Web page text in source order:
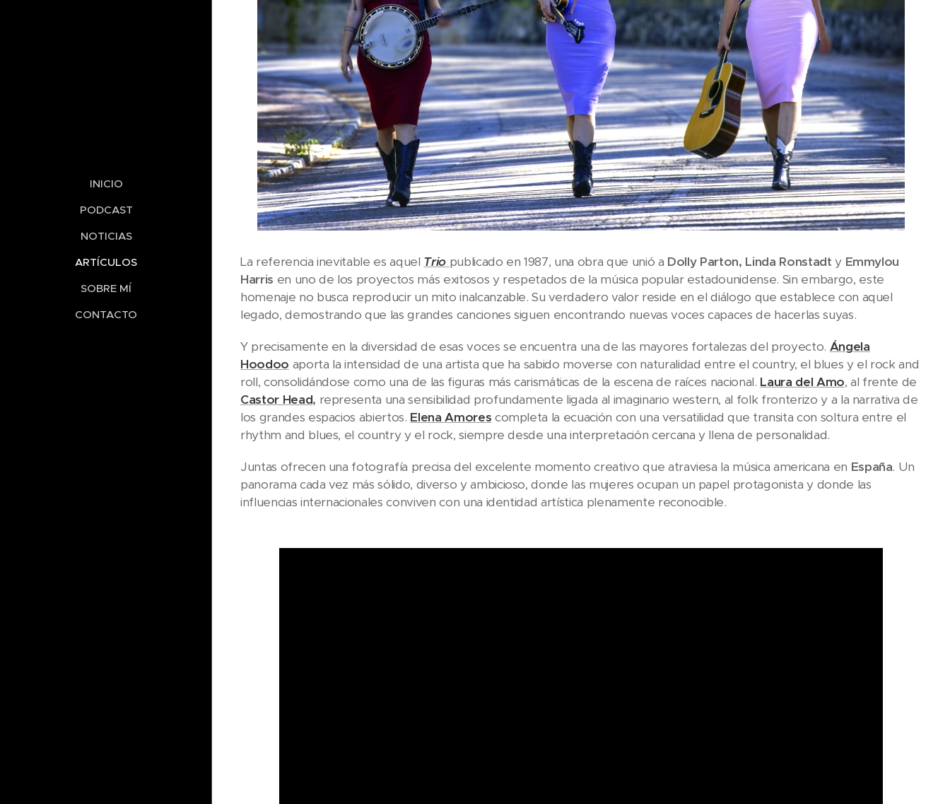
INICIO
PODCAST
NOTICIAS
ARTÍCULOS
SOBRE MÍ
CONTACTO
La referencia inevitable es aquel Trio publicado en 1987, una obra que unió a Dolly Parton, Linda Ronstadt yEmmylou
Harris en uno de los proyectos más exitosos y respetados de la música popular estadounidense. Sin embargo, este
homenaje no busca reproducir un mito inalcanzable. Su verdadero valor reside en el diálogo que establece con aquel
legado, demostrando que las grandes canciones siguen encontrando nuevas voces capaces de hacerlas suyas.
Y precisamente en la diversidad de esas voces se encuentra una de las mayores fortalezas del proyecto. Ángela
Hoodoo aporta la intensidad de una artista que ha sabido moverse con naturalidad entre el country, el blues y el rock and
roll, consolidándose como una de las figuras más carismáticas de la escena de raíces nacional. Laura del Amo, al frente de
Castor Head, representa una sensibilidad profundamente ligada al imaginario western, al folk fronterizo y a la narrativa de
los grandes espacios abiertos. Elena Amores completa la ecuación con una versatilidad que transita con soltura entre el
rhythm and blues, el country y el rock, siempre desde una interpretación cercana y llena de personalidad.
Juntas ofrecen una fotografía precisa del excelente momento creativo que atraviesa la música americana en España. Un
panorama cada vez más sólido, diverso y ambicioso, donde las mujeres ocupan un papel protagonista y donde las
influencias internacionales conviven con una identidad artística plenamente reconocible.